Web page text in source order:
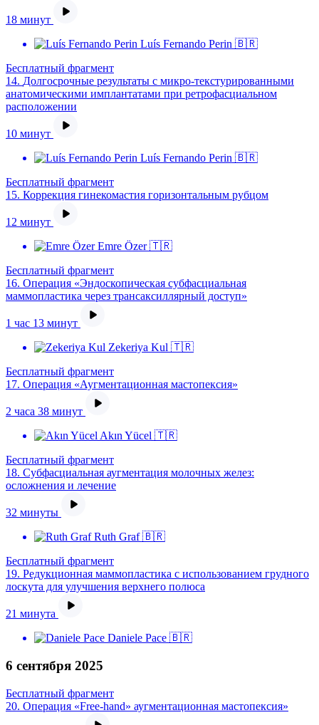
18 минут
Luís Fernando Perin 🇧🇷
Бесплатный фрагмент
14. Долгосрочные результаты с микро-текстурированными
анатомическими имплантатами при ретрофасциальном
расположении
10 минут
Luís Fernando Perin 🇧🇷
Бесплатный фрагмент
15. Коррекция гинекомастия горизонтальным рубцом
12 минут
Emre Özer 🇹🇷
Бесплатный фрагмент
16. Операция «Эндоскопическая субфасциальная
маммопластика через трансаксиллярный доступ»
1 час 13 минут
Zekeriya Kul 🇹🇷
Бесплатный фрагмент
17. Операция «Аугментационная мастопексия»
2 часа 38 минут
Akın Yücel 🇹🇷
Бесплатный фрагмент
18. Субфасциальная аугментация молочных желез:
осложнения и лечение
32 минуты
Ruth Graf 🇧🇷
Бесплатный фрагмент
19. Редукционная маммопластика с использованием грудного
лоскута для улучшения верхнего полюса
21 минута
Daniele Pace 🇧🇷
6 сентября 2025
Бесплатный фрагмент
20. Операция «Free-hand» аугментационная мастопексия»